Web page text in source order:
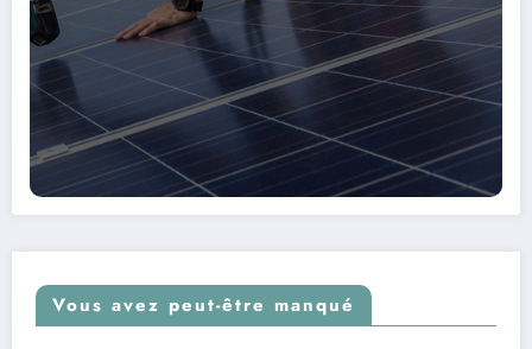
Vous avez peut-être manqué